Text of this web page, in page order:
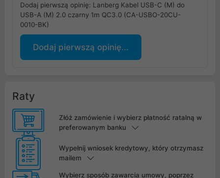
Dodaj pierwszą opinię: Lanberg Kabel USB-C (M) do
USB-A (M) 2.0 czarny 1m QC3.0 (CA-USBO-20CU-
0010-BK)
Dodaj pierwszą opinię...
Raty
Złóż zamówienie i wybierz płatność ratalną w
preferowanym banku
Wypełnij wniosek kredytowy, który otrzymasz
mailem
Wybierz sposób zawarcia umowy, poprzez